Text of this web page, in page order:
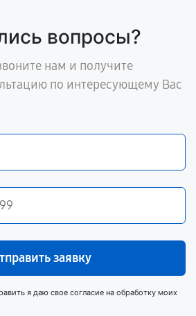
вопросы?
нам и получите
по интересующему Вас
заявку
я даю свое согласие на обработку моих